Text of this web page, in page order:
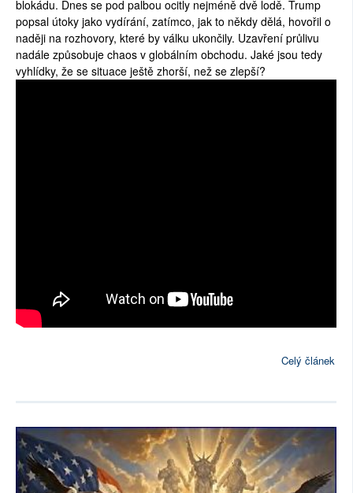
blokádu. Dnes se pod palbou ocitly nejméně dvě lodě. Trump
popsal útoky jako vydírání, zatímco, jak to někdy dělá, hovořil o
naději na rozhovory, které by válku ukončily. Uzavření průlivu
nadále způsobuje chaos v globálním obchodu. Jaké jsou tedy
vyhlídky, že se situace ještě zhorší, než se zlepší?
Celý článek